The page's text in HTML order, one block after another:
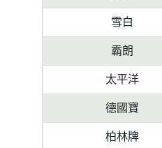
雪白
霸朗
太平洋
德國寶
柏林牌